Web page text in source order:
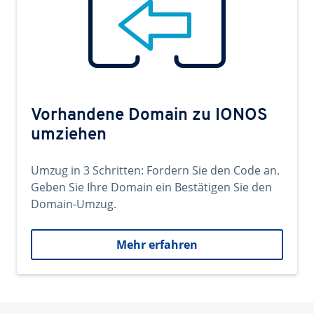
Vorhandene Domain zu IONOS
umziehen
Umzug in 3 Schritten: Fordern Sie den Code an.
Geben Sie Ihre Domain ein Bestätigen Sie den
Domain-Umzug.
Mehr erfahren